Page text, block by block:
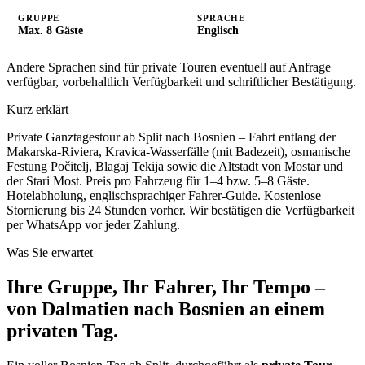
GRUPPE
Max. 8 Gäste
SPRACHE
Englisch
Andere Sprachen sind für private Touren eventuell auf Anfrage
verfügbar, vorbehaltlich Verfügbarkeit und schriftlicher Bestätigung.
Kurz erklärt
Private Ganztagestour ab Split nach Bosnien – Fahrt entlang der
Makarska-Riviera, Kravica-Wasserfälle (mit Badezeit), osmanische
Festung Počitelj, Blagaj Tekija sowie die Altstadt von Mostar und
der Stari Most. Preis pro Fahrzeug für 1–4 bzw. 5–8 Gäste.
Hotelabholung, englischsprachiger Fahrer-Guide. Kostenlose
Stornierung bis 24 Stunden vorher. Wir bestätigen die Verfügbarkeit
per WhatsApp vor jeder Zahlung.
Was Sie erwartet
Ihre Gruppe, Ihr Fahrer, Ihr Tempo –
von Dalmatien nach Bosnien an einem
privaten Tag.